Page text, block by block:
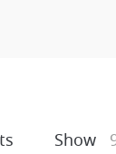
Show